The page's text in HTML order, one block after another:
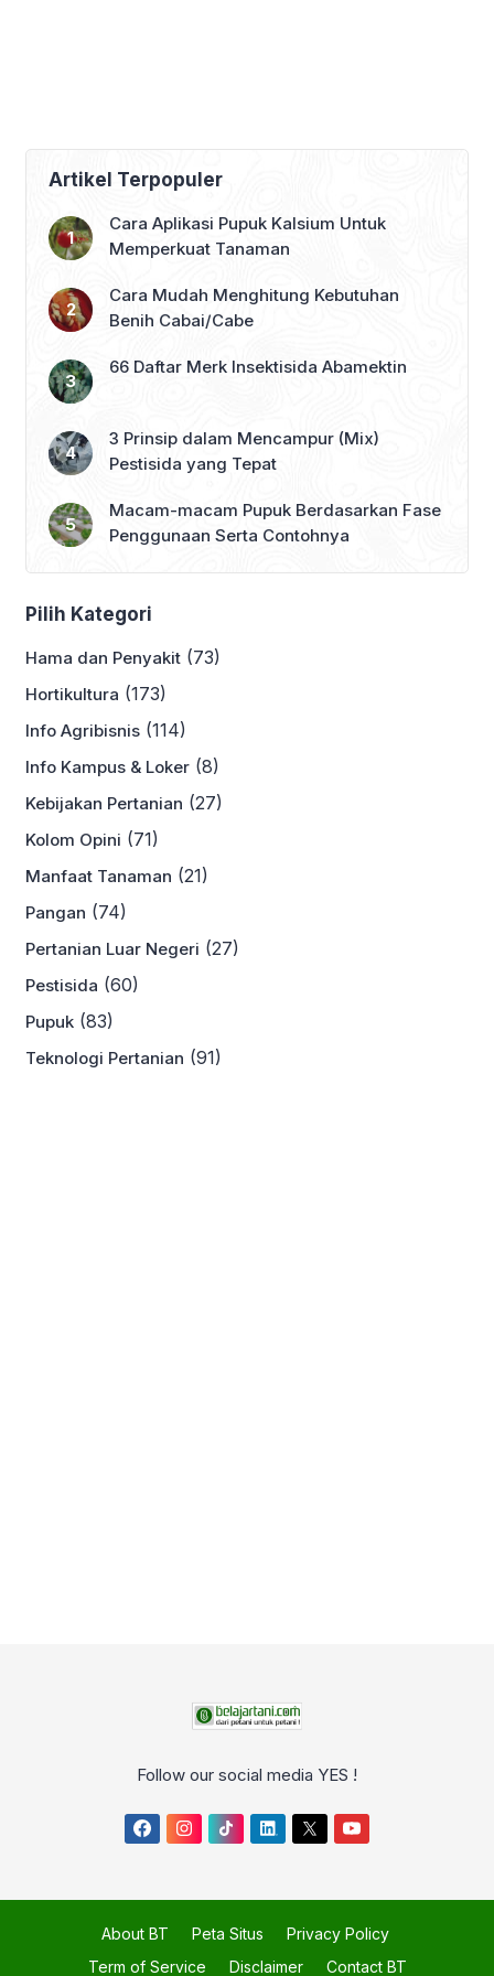
Artikel Terpopuler
Cara Aplikasi Pupuk Kalsium Untuk
Memperkuat Tanaman
Cara Mudah Menghitung Kebutuhan
Benih Cabai/Cabe
66 Daftar Merk Insektisida Abamektin
3 Prinsip dalam Mencampur (Mix)
Pestisida yang Tepat
Macam-macam Pupuk Berdasarkan Fase
Penggunaan Serta Contohnya
Pilih Kategori
Hama dan Penyakit (73)
Hortikultura (173)
Info Agribisnis (114)
Info Kampus & Loker (8)
Kebijakan Pertanian (27)
Kolom Opini (71)
Manfaat Tanaman (21)
Pangan (74)
Pertanian Luar Negeri (27)
Pestisida (60)
Pupuk (83)
Teknologi Pertanian (91)
Follow our social media YES !
About BT Peta Situs
Privacy Policy
Term of Service
Disclaimer Contact BT